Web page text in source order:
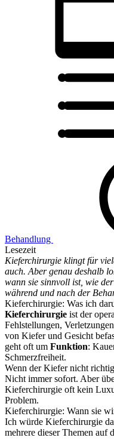
Behandlung
Lesezeit
Kieferchirurgie klingt für
auch. Aber genau deshalb
wann sie sinnvoll ist, wie
während und nach der
Kieferchirurgie: Was ich
Kieferchirurgie ist der
Fehlstellungen,
von Kiefer und Gesicht
geht oft um Funktion:
Schmerzfreiheit.
Wenn der Kiefer nicht
Nicht immer sofort. Aber
Kieferchirurgie oft kein
Problem.
Kieferchirurgie: Wann sie
Ich würde Kieferchirurgie
mehrere dieser Themen auf